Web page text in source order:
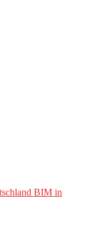
BIM in